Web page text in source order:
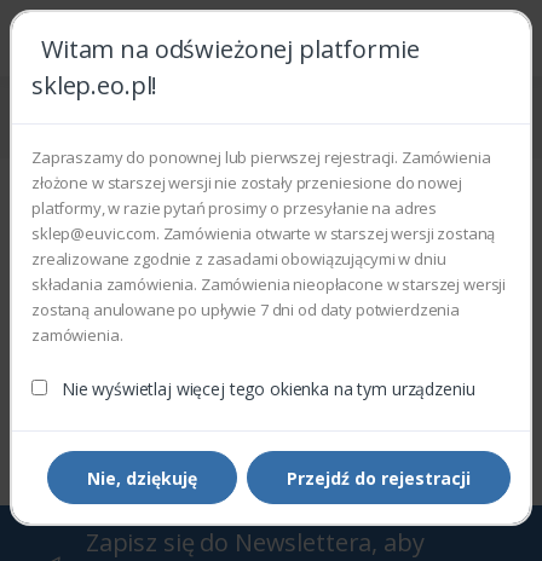
Witam na odświeżonej platformie
sklep.eo.pl!
Zapraszamy do ponownej lub pierwszej rejestracji. Zamówienia
złożone w starszej wersji nie zostały przeniesione do nowej
platformy, w razie pytań prosimy o przesyłanie na adres
sklep@euvic.com. Zamówienia otwarte w starszej wersji zostaną
zrealizowane zgodnie z zasadami obowiązującymi w dniu
składania zamówienia. Zamówienia nieopłacone w starszej wersji
zostaną anulowane po upływie 7 dni od daty potwierdzenia
zamówienia.
Nie wyświetlaj więcej tego okienka na tym urządzeniu
Nie, dziękuję Przejdź do rejestracji
Strona główna Akcesoria i materiały eksploatacyjne
Papier
Wyświetlono 0–0 z 0 wyników
Filtry Sortowanie domyślne
Wyświetlono 0–0 z 0 wyników
Zapisz się do Newslettera, aby